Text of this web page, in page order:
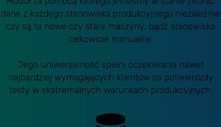
dane z każdego stanowiska produkcyjnego niezależnie
czy są to nowe czy stare maszyny, bądź stanowiska
całkowicie manualne.
Jego uniwersalność spełni oczekiwania nawet
najbardziej wymagających klientów co potwierdziły
testy w ekstremalnych warunkach produkcyjnych.